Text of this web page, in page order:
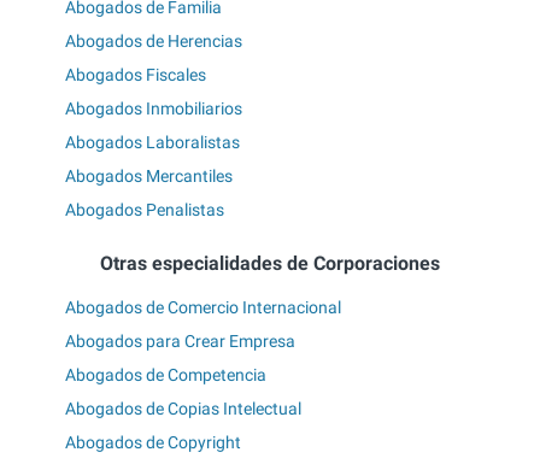
Abogados de Familia
Abogados de Herencias
Abogados Fiscales
Abogados Inmobiliarios
Abogados Laboralistas
Abogados Mercantiles
Abogados Penalistas
Otras especialidades de Corporaciones
Abogados de Comercio Internacional
Abogados para Crear Empresa
Abogados de Competencia
Abogados de Copias Intelectual
Abogados de Copyright